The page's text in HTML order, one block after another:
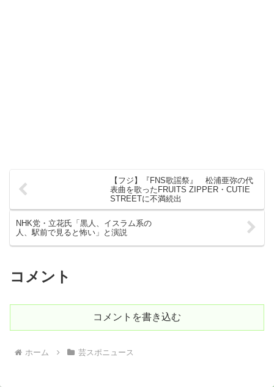
【フジ】『FNS歌謡祭』 松浦亜弥の代
表曲を歌ったFRUITS ZIPPER・CUTIE
STREETに不満続出
NHK党・立花氏「黒人、イスラム系の
人、駅前で見ると怖い」と演説
コメント
コメントを書き込む
ホーム 芸スポニュース